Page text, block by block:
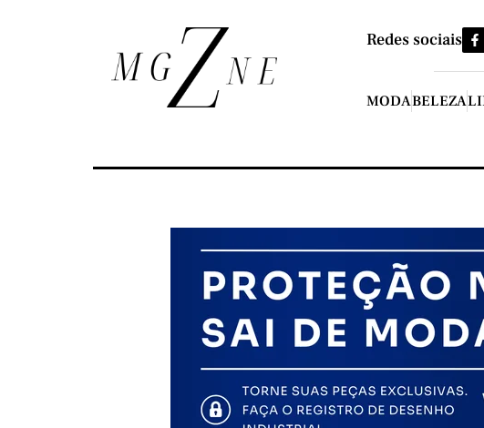
Redes sociais
MODABELEZA